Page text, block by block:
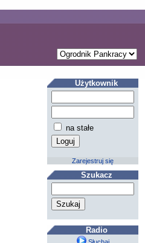
Użytkownik
na stałe
Zarejestruj się
Szukacz
Radio